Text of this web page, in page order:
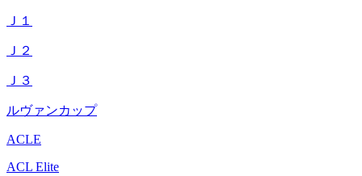
Ｊ１
Ｊ２
Ｊ３
ルヴァンカップ
ACLE
ACL Elite